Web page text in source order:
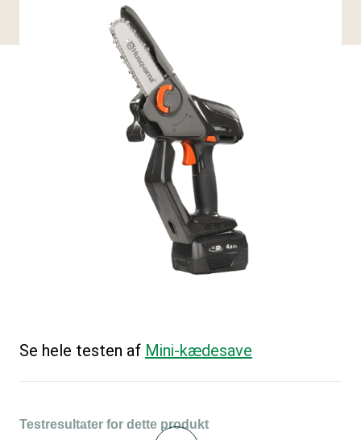
Se hele testen af Mini-kædesave
Testresultater for dette produkt